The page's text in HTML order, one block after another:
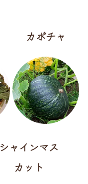
カボチャ
シャインマス
カット